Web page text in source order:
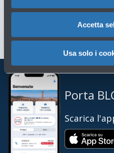
Accetta
Usa solo i
Porta
Scarica